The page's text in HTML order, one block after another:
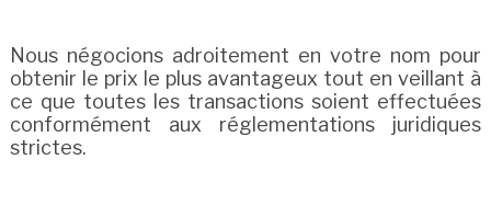
Nous négocions adroitement en votre nom pour
obtenir le prix le plus avantageux tout en veillant à
ce que toutes les transactions soient effectuées
conformément aux réglementations juridiques
strictes.